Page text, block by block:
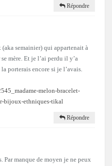
Répondre
(aka semainier) qui appartenait à
mère. Et je l’ai perdu il y’a
porterais encore si je l’avais.
melon-bracelet-
bijoux-ethniques-tikal
Répondre
Par manque de moyen je ne peux